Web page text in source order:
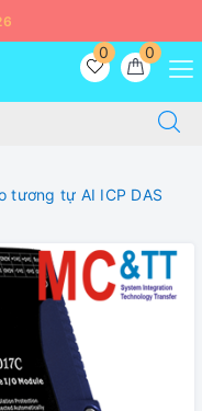
0
0
tương tự AI ICP DAS